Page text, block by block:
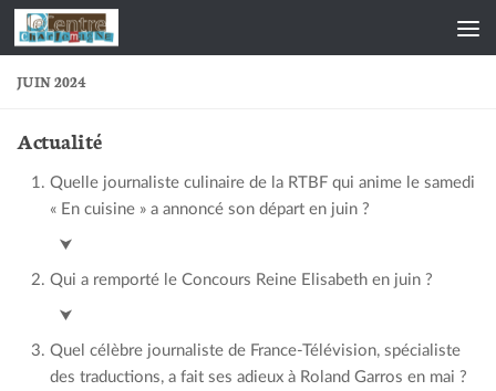
Skip to content
JUIN 2024
Actualité
Quelle journaliste culinaire de la RTBF qui anime le samedi
« En cuisine » a annoncé son départ en juin ?
Candice Kother
⮟
Qui a remporté le Concours Reine Elisabeth en juin ?
Dmytro Udovychenko
⮟
Quel célèbre journaliste de France-Télévision, spécialiste
des traductions, a fait ses adieux à Roland Garros en mai ?